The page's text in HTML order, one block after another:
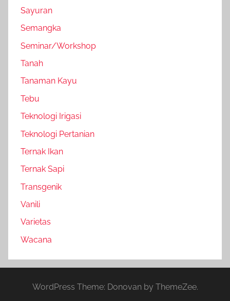
Sayuran
Semangka
Seminar/Workshop
Tanah
Tanaman Kayu
Tebu
Teknologi Irigasi
Teknologi Pertanian
Ternak Ikan
Ternak Sapi
Transgenik
Vanili
Varietas
Wacana
WordPress Theme: Donovan by ThemeZee.